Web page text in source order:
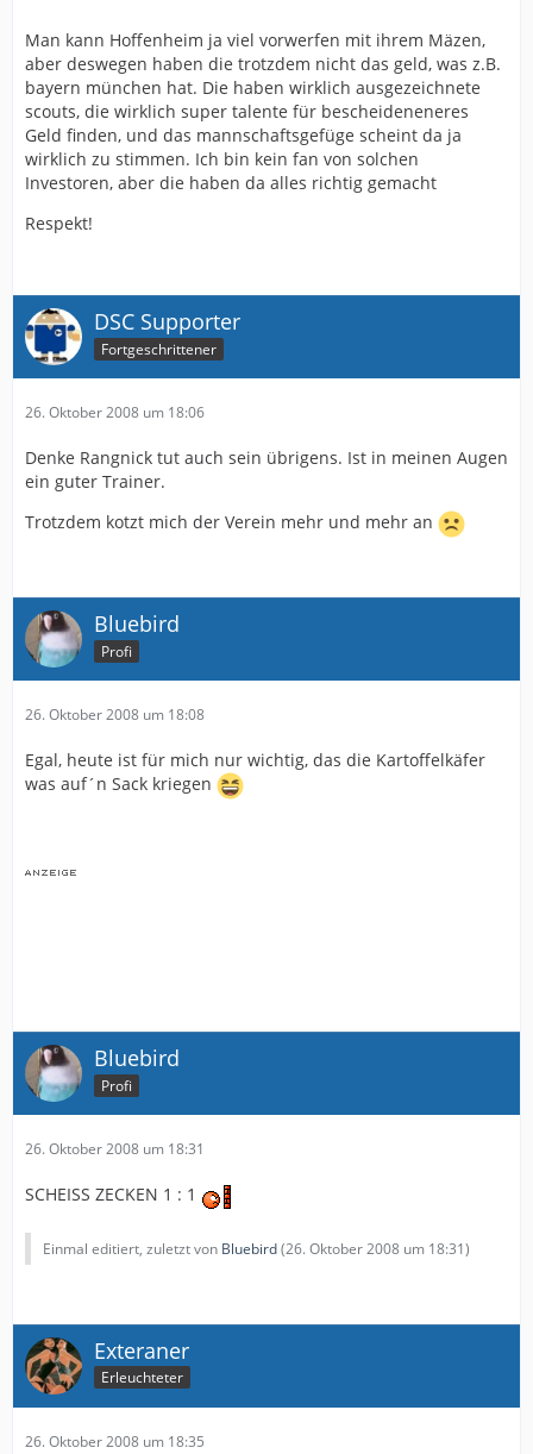
Man kann Hoffenheim ja viel vorwerfen mit ihrem Mäzen,
aber deswegen haben die trotzdem nicht das geld, was z.B.
bayern münchen hat. Die haben wirklich ausgezeichnete
scouts, die wirklich super talente für bescheideneneres
Geld finden, und das mannschaftsgefüge scheint da ja
wirklich zu stimmen. Ich bin kein fan von solchen
Investoren, aber die haben da alles richtig gemacht
Respekt!
DSC Supporter
Fortgeschrittener
26. Oktober 2008 um 18:06
Denke Rangnick tut auch sein übrigens. Ist in meinen Augen
ein guter Trainer.
Trotzdem kotzt mich der Verein mehr und mehr an
Bluebird
Profi
26. Oktober 2008 um 18:08
Egal, heute ist für mich nur wichtig, das die Kartoffelkäfer
was auf´n Sack kriegen
Bluebird
Profi
26. Oktober 2008 um 18:31
SCHEISS ZECKEN 1 : 1
Einmal editiert, zuletzt von Bluebird(26. Oktober 2008 um 18:31)
Exteraner
Erleuchteter
26. Oktober 2008 um 18:35